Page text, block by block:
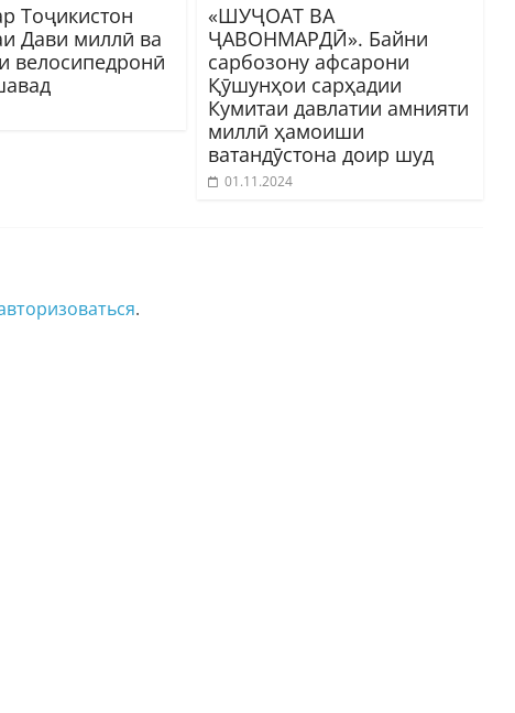
Тоҷикистон
Дави миллӣ ва
велосипедронӣ
«ШУҶОАТ ВА
ҶАВОНМАРДӢ». Байни
сарбозону афсарони
Қӯшунҳои сарҳадии
Кумитаи давлатии амнияти
миллӣ ҳамоиши
ватандӯстона доир шуд
01.11.2024
.